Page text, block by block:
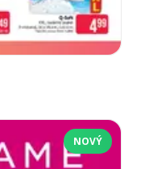
NOVÝ